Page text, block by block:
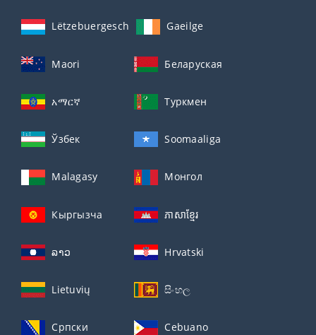
Lëtzebuergesch Gaeilge
Maori Беларуская
አማርኛ Туркмен
Ўзбек Soomaaliga
Malagasy Монгол
Кыргызча ភាសាខ្មែរ
ລາວ Hrvatski
Lietuvių සිංහල
Српски Cebuano